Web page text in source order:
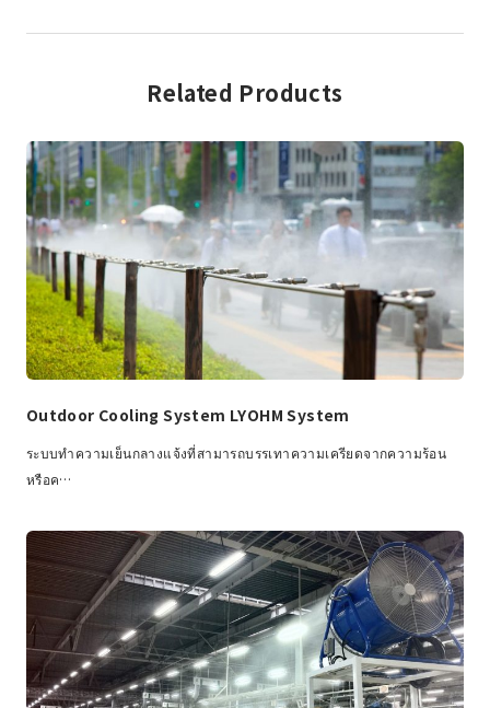
Related Products
Outdoor Cooling System LYOHM System
ระบบทำความเย็นกลางแจ้งที่สามารถบรรเทาความเครียดจากความร้อน
หรือค…